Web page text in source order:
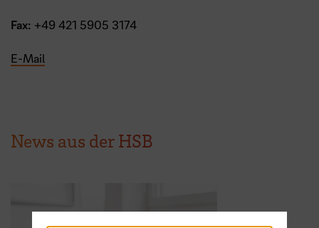
Fax: +49 421 5905 3174
E-Mail
News aus der HSB